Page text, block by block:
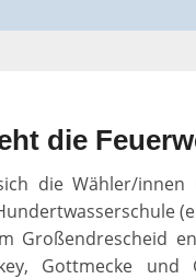
die
die Wähler/
Großendrescheid
Gottmecke